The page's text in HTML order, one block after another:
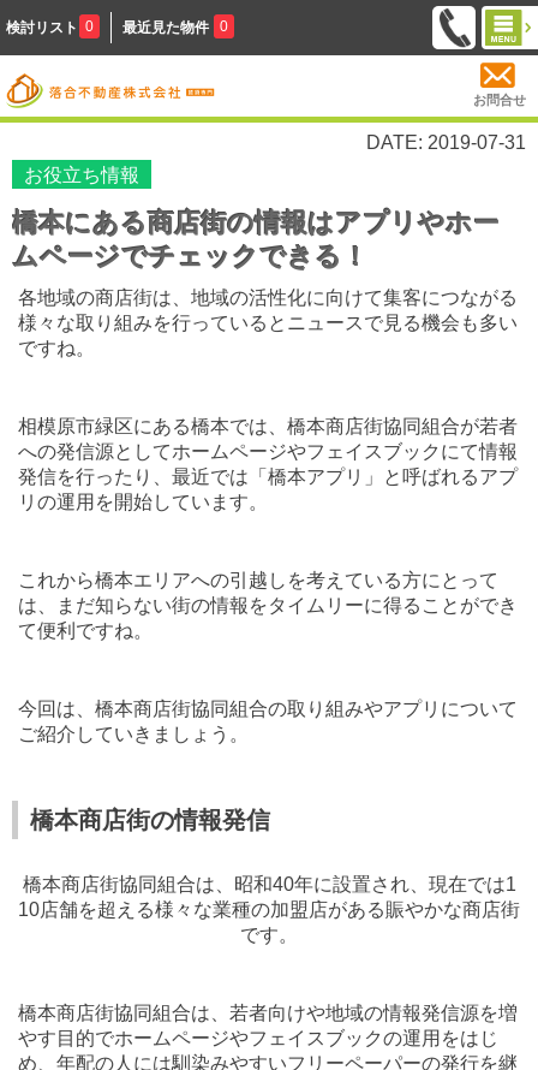
検討リスト 0 最近見た物件 0
お問合せ
DATE: 2019-07-31
お役立ち情報
橋本にある商店街の情報はアプリやホー
ムページでチェックできる！
各地域の商店街は、地域の活性化に向けて集客につながる
様々な取り組みを行っているとニュースで見る機会も多い
ですね。
相模原市緑区にある橋本では、橋本商店街協同組合が若者
への発信源としてホームページやフェイスブックにて情報
発信を行ったり、最近では「橋本アプリ」と呼ばれるアプ
リの運用を開始しています。
これから橋本エリアへの引越しを考えている方にとって
は、まだ知らない街の情報をタイムリーに得ることができ
て便利ですね。
今回は、橋本商店街協同組合の取り組みやアプリについて
ご紹介していきましょう。
橋本商店街の情報発信
橋本商店街協同組合は、昭和40年に設置され、現在では1
10店舗を超える様々な業種の加盟店がある賑やかな商店街
です。
橋本商店街協同組合は、若者向けや地域の情報発信源を増
やす目的でホームページやフェイスブックの運用をはじ
め、年配の人には馴染みやすいフリーペーパーの発行を継